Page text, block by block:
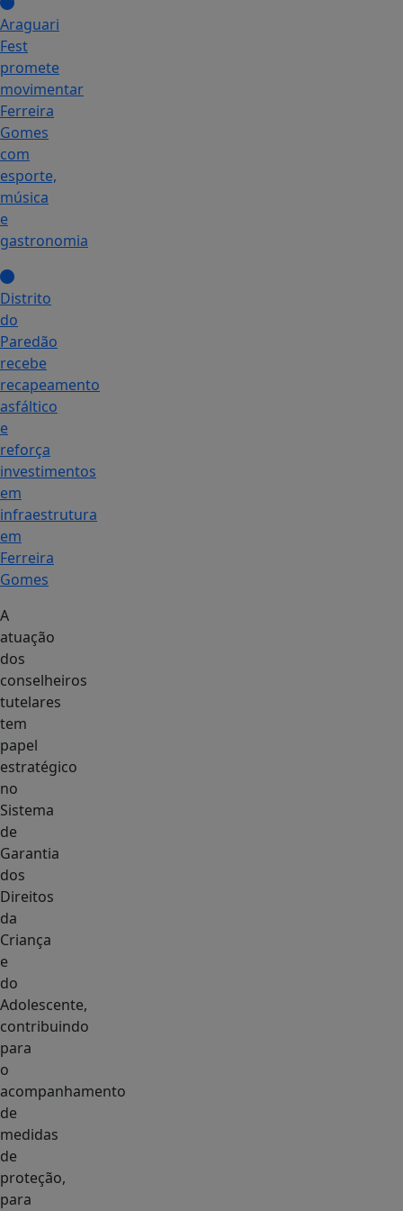
Araguari
Fest
promete
movimentar
Ferreira
Gomes
com
esporte,
música
e
gastronomia
Distrito
do
Paredão
recebe
recapeamento
asfáltico
e
reforça
investimentos
em
infraestrutura
em
Ferreira
Gomes
A
atuação
dos
conselheiros
tutelares
tem
papel
estratégico
no
Sistema
de
Garantia
dos
Direitos
da
Criança
e
do
Adolescente,
contribuindo
para
o
acompanhamento
de
medidas
de
proteção,
para